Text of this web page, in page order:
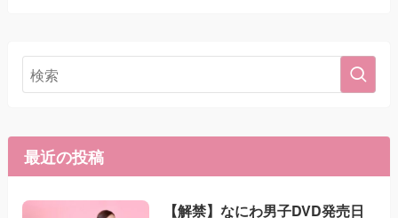
最近の投稿
【解禁】なにわ男子DVD発売日